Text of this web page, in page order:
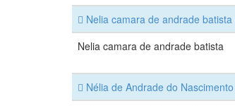
Nelia camara de andrade batista
Nelia camara de andrade batista
Nélia de Andrade do Nascimento